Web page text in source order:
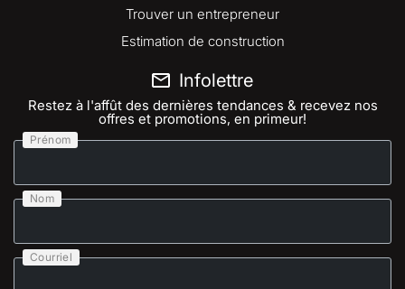
Trouver un entrepreneur
Estimation de construction
Infolettre
Restez à l'affût des dernières tendances & recevez nos
offres et promotions, en primeur!
Prénom
Nom
Courriel